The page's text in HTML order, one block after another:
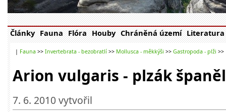
Články Fauna Flóra Houby Chráněná území Literatura
| Fauna >> Invertebrata - bezobratlí >> Mollusca - měkkýši >> Gastropoda - plži >>
Arion vulgaris - plzák
7. 6. 2010 vytvořil